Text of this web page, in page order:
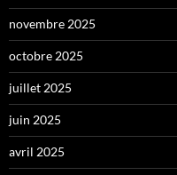
novembre 2025
octobre 2025
juillet 2025
juin 2025
avril 2025